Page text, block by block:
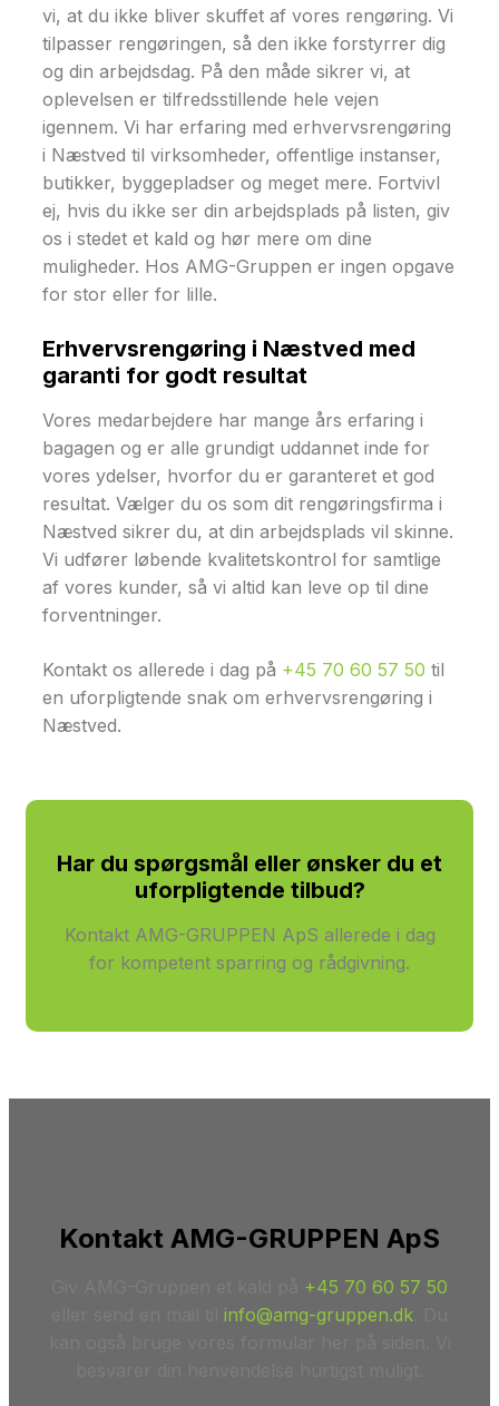
vi, at du ikke bliver skuffet af vores rengøring. Vi
tilpasser rengøringen, så den ikke forstyrrer dig
og din arbejdsdag. På den måde sikrer vi, at
oplevelsen er tilfredsstillende hele vejen
igennem. Vi har erfaring med erhvervsrengøring
i Næstved til virksomheder, offentlige instanser,
butikker, byggepladser og meget mere. Fortvivl
ej, hvis du ikke ser din arbejdsplads på listen, giv
os i stedet et kald og hør mere om dine
muligheder. Hos AMG-Gruppen er ingen opgave
for stor eller for lille.
Erhvervsrengøring i Næstved med
garanti for godt resultat
Vores medarbejdere har mange års erfaring i
bagagen og er alle grundigt uddannet inde for
vores ydelser, hvorfor du er garanteret et god
resultat. Vælger du os som dit rengøringsfirma i
Næstved sikrer du, at din arbejdsplads vil skinne.
Vi udfører løbende kvalitetskontrol for samtlige
af vores kunder, så vi altid kan leve op til dine
forventninger.
Kontakt os allerede i dag på +45 70 60 57 50 til
en uforpligtende snak om erhvervsrengøring i
Næstved.
Har du spørgsmål eller ønsker du et
uforpligtende tilbud?
Kontakt AMG-GRUPPEN ApS allerede i dag
for kompetent sparring og rådgivning.
Kontakt AMG-GRUPPEN ApS
+45 70 60 57 50
info@amg-gruppen.dk